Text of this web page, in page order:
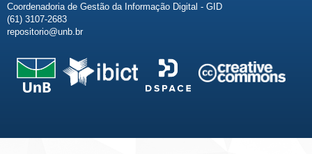
Coordenadoria de Gestão da Informação Digital - GID
(61) 3107-2683
repositorio@unb.br